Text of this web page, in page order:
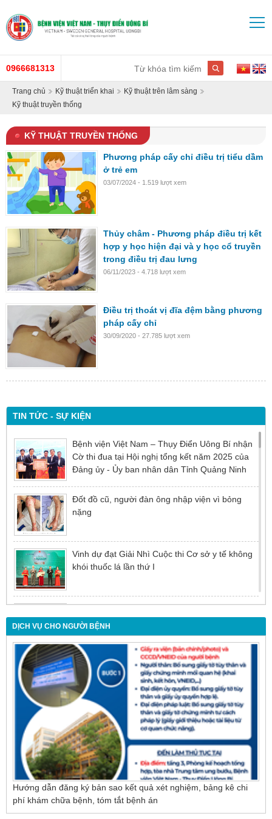
0966681313
Trang chủ Kỹ thuật triển khai
Kỹ thuật trên lâm sàng
Kỹ thuật truyền thống
TIN TỨC - SỰ KIỆN
Bệnh viện Việt Nam – Thụy Điển Uông Bí nhận
Cờ thi đua tại Hội nghị tổng kết năm 2025 của
Đảng ủy - Ủy ban nhân dân Tỉnh Quảng Ninh
Đốt đồ cũ, người đàn ông nhập viện vì bỏng
nặng
Vinh dự đạt Giải Nhì Cuộc thi Cơ sở y tế không
khói thuốc lá lần thứ I
chậm trễ
Nội soi mật tụy ngược dòng – Giải pháp tối ưu
cho người bệnh sỏi ống mật chủ
DỊCH VỤ CHO NGƯỜI BỆNH
Hướng dẫn đăng ký bản sao kết quả xét nghiệm, bảng kê chi
phí khám chữa bệnh, tóm tắt bệnh án
KỸ THUẬT TRUYỀN THỐNG
Phương pháp cấy chỉ điều trị tiểu dầm
ở trẻ em
03/07/2024 - 1.519 lượt xem
Thủy châm - Phương pháp điều trị kết
hợp y học hiện đại và y học cổ truyền
trong điều trị đau lưng
06/11/2023 - 4.718 lượt xem
Điều trị thoát vị đĩa đệm bằng phương
pháp cấy chỉ
30/09/2020 - 27.785 lượt xem